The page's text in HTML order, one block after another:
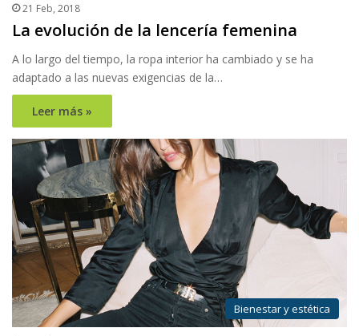
21 Feb, 2018
La evolución de la lencería femenina
A lo largo del tiempo, la ropa interior ha cambiado y se ha
adaptado a las nuevas exigencias de la…
Leer más »
Bienestar y estética